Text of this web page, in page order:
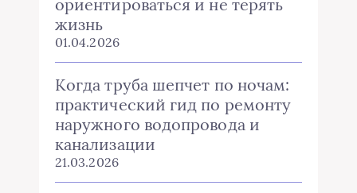
ориентироваться и не терять
жизнь
01.04.2026
Когда труба шепчет по ночам:
практический гид по ремонту
наружного водопровода и
канализации
21.03.2026